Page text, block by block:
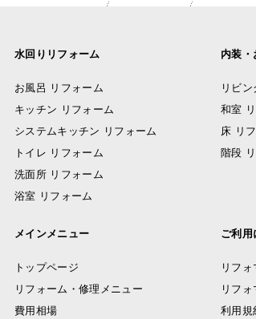
水回りリフォーム
お風呂 リフォーム
キッチン リフォーム
システムキッチン リフォーム
トイレ リフォーム
洗面所 リフォーム
浴室 リフォーム
内装
リビ
和室
床 リ
階段
メインメニュー
トップページ
リフォーム・修理メニュー
費用相場
ご利用
リフ
リフ
利用規